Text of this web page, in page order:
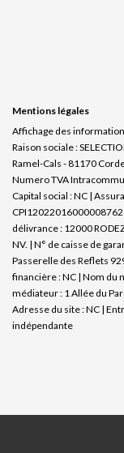
Mentions légales
Affichage des
Raison sociale :
Ramel-Cals - 81170
Numero TVA
Capital social : NC |
délivrance : 12000
NV. | N° de caisse de
Passerelle des Reflets
financière : NC | Nom du
médiateur : 1 Allée du
Adresse du site : NC |
indépendante